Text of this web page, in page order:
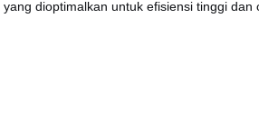
dioptimalkan untuk efisiensi tinggi